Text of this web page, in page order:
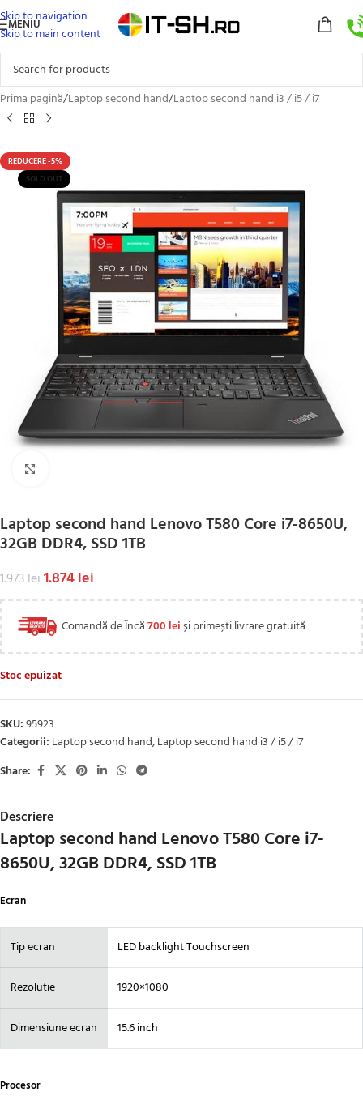
Skip to navigation
Skip to main content
MENIU
Prima pagină/Laptop second hand/Laptop second hand i3 / i5 / i7
REDUCERE -5%
SOLD OUT
Laptop second hand Lenovo T580 Core i7-8650U,
32GB DDR4, SSD 1TB
1.973lei1.874lei
Comandă de Încă700 leiși primești livrare gratuită
Stoc epuizat
SKU:95923
Categorii: Laptop second hand,Laptop second hand i3 / i5 / i7
Share:
Descriere
Laptop second hand Lenovo T580 Core i7-
8650U, 32GB DDR4, SSD 1TB
Ecran
Tip ecran LED backlight Touchscreen
Rezolutie 1920×1080
Dimensiune ecran 15.6 inch
Procesor